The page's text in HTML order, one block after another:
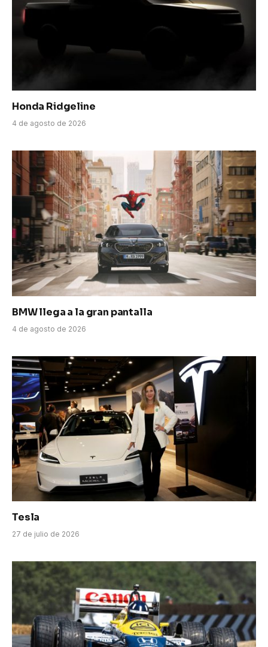
Honda Ridgeline
4 de agosto de 2026
BMW llega a la gran pantalla
4 de agosto de 2026
Tesla
27 de julio de 2026